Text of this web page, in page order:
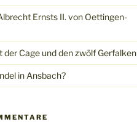
Ernsts II. von Oettingen-
der Cage und den zwölf Gerfalken
in Ansbach?